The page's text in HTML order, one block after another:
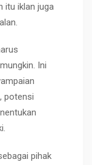
itu iklan juga
Ini
potensi
pihak